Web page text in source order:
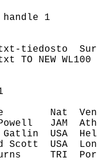
handle 1
tiedosto
TO NEW WL100
Nat
JAM
USA
Scott  USA
TRI